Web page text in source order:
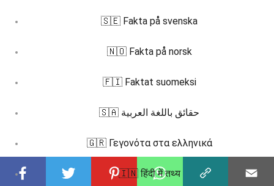
🇸🇪 Fakta på svenska
🇳🇴 Fakta på norsk
🇫🇮 Faktat suomeksi
🇸🇦 حقائق باللغة العربية
🇬🇷 Γεγονότα στα ελληνικά
🇮🇳 हिंदी में तथ्य